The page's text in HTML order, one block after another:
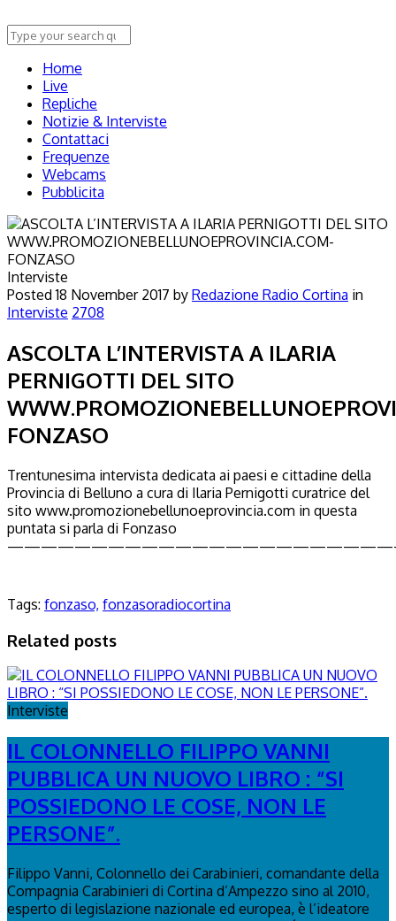
Home
Live
Repliche
Notizie & Interviste
Contattaci
Frequenze
Webcams
Pubblicita
Interviste
Posted18 November 2017 by Redazione Radio Cortina in
Interviste 2708
ASCOLTA L’INTERVISTA A ILARIA
PERNIGOTTI DEL SITO
FONZASO
Trentunesima intervista dedicata ai paesi e cittadine della
Provincia di Belluno a cura di Ilaria Pernigotti curatrice del
sito www.promozionebellunoeprovincia.com in questa
puntata si parla di Fonzaso
Tags: fonzaso, fonzasoradiocortina
Related posts
Interviste
IL COLONNELLO FILIPPO VANNI
PUBBLICA UN NUOVO LIBRO : “SI
POSSIEDONO LE COSE, NON LE
PERSONE”.
Filippo Vanni, Colonnello dei Carabinieri, comandante della
Compagnia Carabinieri di Cortina d’Ampezzo sino al 2010,
esperto di legislazione nazionale ed europea, è l’ideatore